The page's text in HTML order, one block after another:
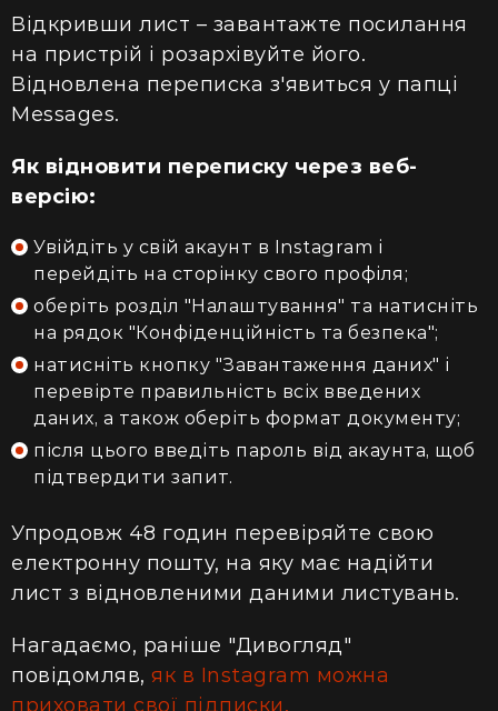
Відкривши лист – завантажте посилання
на пристрій і розархівуйте його.
Відновлена переписка з'явиться у папці
Messages.
Як відновити переписку через веб-
версію:
Увійдіть у свій акаунт в Instagram і
перейдіть на сторінку свого профіля;
оберіть розділ "Налаштування" та натисніть
на рядок "Конфіденційність та безпека";
натисніть кнопку "Завантаження даних" і
перевірте правильність всіх введених
даних, а також оберіть формат документу;
після цього введіть пароль від акаунта, щоб
підтвердити запит.
Упродовж 48 годин перевіряйте свою
електронну пошту, на яку має надійти
лист з відновленими даними листувань.
Нагадаємо, раніше "Дивогляд"
повідомляв, як в Instagram можна
приховати свої підписки.